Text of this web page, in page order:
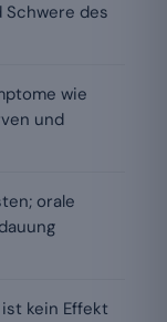
des
wie
und
orale
kein Effekt